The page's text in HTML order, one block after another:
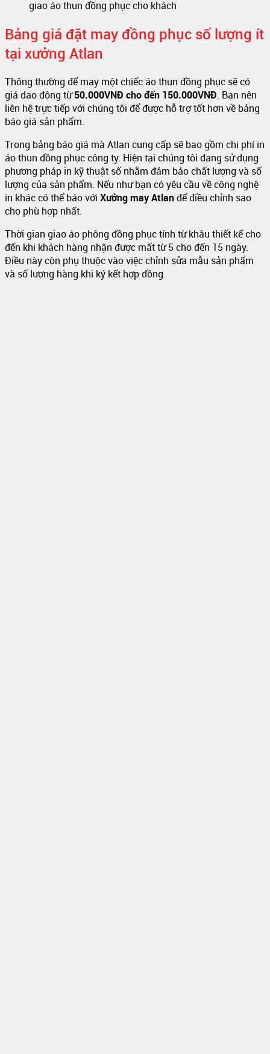
giao áo thun đồng phục cho khách
Bảng giá đặt may đồng phục số lượng ít
tại xưởng Atlan
Thông thường để may một chiếc áo thun đồng phục sẽ có
giá dao động từ50.000VNĐ cho đến 150.000VNĐ. Bạn nên
liên hệ trực tiếp với chúng tôi để được hỗ trợ tốt hơn về bảng
báo giá sản phẩm.
Trong bảng báo giá mà Atlan cung cấp sẽ bao gồm chi phí in
áo thun đồng phục công ty. Hiện tại chúng tôi đang sử dụng
phương pháp in kỹ thuật số nhằm đảm bảo chất lượng và số
lượng của sản phẩm. Nếu như bạn có yêu cầu về công nghệ
in khác có thể báo với Xưởng mayAtlanđể điều chỉnh sao
cho phù hợp nhất.
Thời gian giao áo phông đồng phục tính từ khâu thiết kế cho
đến khi khách hàng nhận được mất từ 5 cho đến 15 ngày.
Điều này còn phụ thuộc vào việc chỉnh sửa mẫu sản phẩm
và số lượng hàng khi ký kết hợp đồng.